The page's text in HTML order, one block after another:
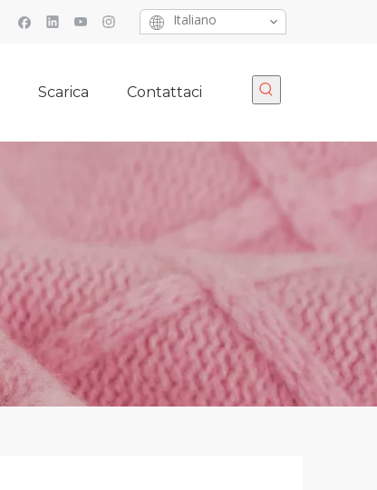
Italiano
Scarica Contattaci